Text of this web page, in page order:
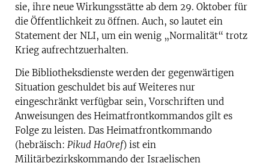
sie, ihre neue Wirkungsstätte ab dem 29. Oktober für
die Öffentlichkeit zu öffnen. Auch, so lautet ein
Statement der NLI, um ein wenig „Normalität“ trotz
Krieg aufrechtzuerhalten.
Die Bibliotheksdienste werden der gegenwärtigen
Situation geschuldet bis auf Weiteres nur
eingeschränkt verfügbar sein, Vorschriften und
Anweisungen des Heimatfrontkommandos gilt es
Folge zu leisten. Das Heimatfrontkommando
(hebräisch: Pikud HaOref) ist ein
Militärbezirkskommando der Israelischen